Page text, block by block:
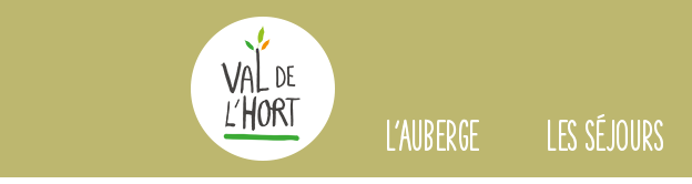
L'AUBERGE LES SÉJOURS